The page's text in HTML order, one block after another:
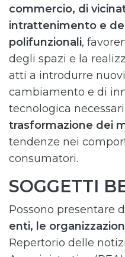
commercio, di
intrattenimento e
polifunzionali,
degli spazi e la
atti a introdurre
cambiamento e di
tecnologica
trasformazione dei
tendenze nei
consumatori.
SOGGETTI
Possono presentare
enti, le
Repertorio delle